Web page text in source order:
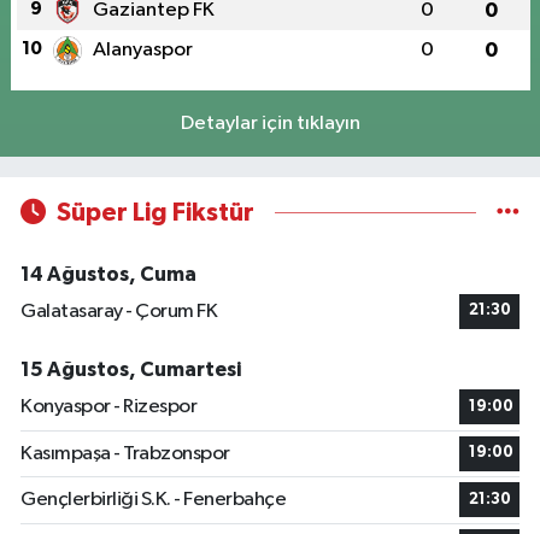
9 Gaziantep FK 0 0
10 Alanyaspor 0 0
Detaylar için tıklayın
Süper Lig Fikstür
14 Ağustos, Cuma
Galatasaray - Çorum FK
21:30
15 Ağustos, Cumartesi
Konyaspor - Rizespor
19:00
Kasımpaşa - Trabzonspor 19:00
Gençlerbirliği S.K. - Fenerbahçe 21:30